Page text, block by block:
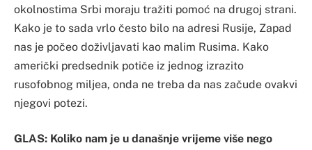
okolnostima Srbi moraju tražiti pomoć na drugoj strani.
Kako je to sada vrlo često bilo na adresi Rusije, Zapad
nas je počeo doživljavati kao malim Rusima. Kako
američki predsednik potiče iz jednog izrazito
rusofobnog miljea, onda ne treba da nas začude ovakvi
njegovi potezi.
GLAS: Koliko nam je u današnje vrijeme više nego